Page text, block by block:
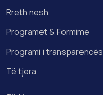
Rreth nesh
Programet & Formime
Programi i transparencës
Të tjera